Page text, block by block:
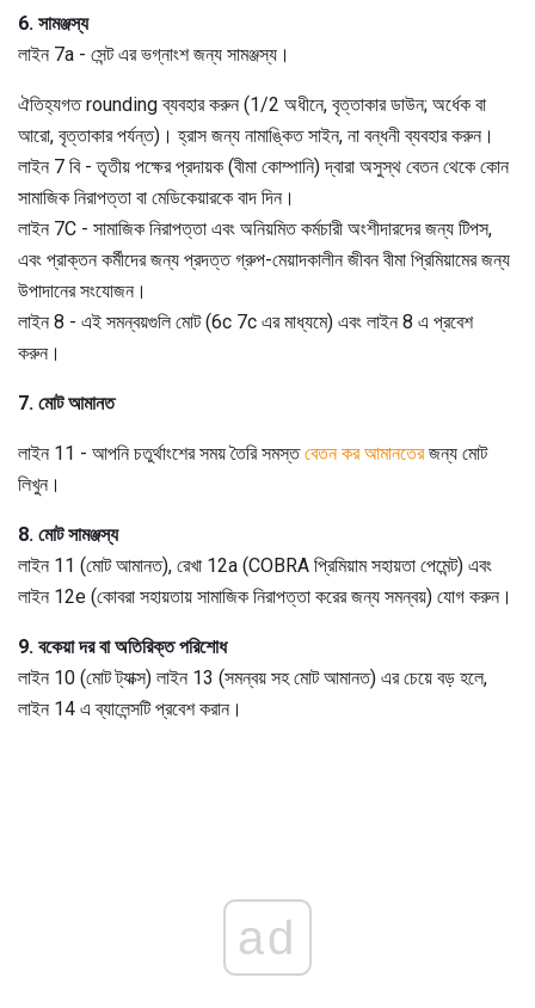
6. সামঞ্জস্য
লাইন 7a - সেন্ট এর ভগ্নাংশ জন্য সামঞ্জস্য।
ঐতিহ্যগত rounding ব্যবহার করুন (1/2 অধীনে, বৃত্তাকার ডাউন; অর্ধেক বা
আরো, বৃত্তাকার পর্যন্ত)। হ্রাস জন্য নামাঙ্কিত সাইন, না বন্ধনী ব্যবহার করুন।
লাইন 7 বি - তৃতীয় পক্ষের প্রদায়ক (বীমা কোম্পানি) দ্বারা অসুস্থ বেতন থেকে কোন
সামাজিক নিরাপত্তা বা মেডিকেয়ারকে বাদ দিন।
লাইন 7C - সামাজিক নিরাপত্তা এবং অনিয়মিত কর্মচারী অংশীদারদের জন্য টিপস,
এবং প্রাক্তন কর্মীদের জন্য প্রদত্ত গ্রুপ-মেয়াদকালীন জীবন বীমা প্রিমিয়ামের জন্য
উপাদানের সংযোজন।
লাইন 8 - এই সমন্বয়গুলি মোট (6c 7c এর মাধ্যমে) এবং লাইন 8 এ প্রবেশ
করুন।
7. মোট আমানত
লাইন 11 - আপনি চতুর্থাংশের সময় তৈরি সমস্তবেতন কর আমানতেরজন্য মোট
লিখুন।
8. মোট সামঞ্জস্য
লাইন 11 (মোট আমানত), রেখা 12a (COBRA প্রিমিয়াম সহায়তা পেমেন্ট) এবং
লাইন 12e (কোবরা সহায়তায় সামাজিক নিরাপত্তা করের জন্য সমন্বয়) যোগ করুন।
9. বকেয়া দর বা অতিরিক্ত পরিশোধ
লাইন 10 (মোট ট্যাক্স) লাইন 13 (সমন্বয় সহ মোট আমানত) এর চেয়ে বড় হলে,
লাইন 14 এ ব্যালেন্সটি প্রবেশ করান।
ad